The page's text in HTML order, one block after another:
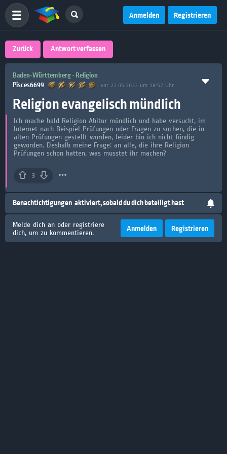
Anmelden Registrieren
Zurück Antwort verfassen
Baden-Württemberg - Religion
Pisces6699
vor 22.05.2022 um 18:57 Uhr
Religion evangelisch mündlich
Ich mache bald Religion Abitur mündlich und habe versucht, im
Internet nach Beispiel Prüfungen oder Fragen zu suchen, die in
alten Prüfungen gestellt wurden, leider bin ich nicht fündig
geworden. Deshalb meine Frage: an alle, die ihre Religion
Prüfungen schon hatten, was musstet ihr machen?
3
Benachtichtigungen aktiviert, sobald du dich beteiligt hast
Melde dich an oder registriere
dich, um zu kommentieren.
Anmelden Registrieren